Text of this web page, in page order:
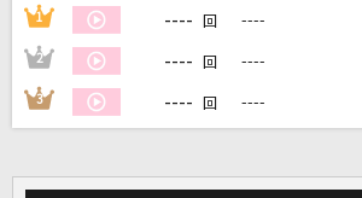
天童よしみ
1 ---- 回 ----
2 ---- 回 ----
3 ---- 回 ----